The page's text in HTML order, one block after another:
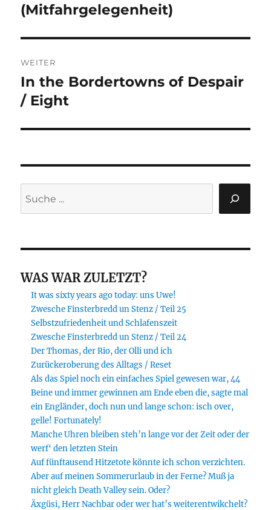
(Mitfahrgelegenheit)
WEITER
Nächster
Beitrag:
In the Bordertowns of Despair
/ Eight
WAS WAR ZULETZT?
It was sixty years ago today: uns Uwe!
Zwesche Finsterbredd un Stenz / Teil 25
Selbstzufriedenheit und Schlafenszeit
Zwesche Finsterbredd un Stenz / Teil 24
Der Thomas, der Rio, der Olli und ich
Zurückeroberung des Alltags / Reset
Als das Spiel noch ein einfaches Spiel gewesen war, 44
Beine und immer gewinnen am Ende eben die, sagte mal
ein Engländer, doch nun und lange schon: isch over,
gelle! Fortunately!
Manche Uhren bleiben steh’n lange vor der Zeit oder der
werf‘ den letzten Stein
Auf fünftausend Hitzetote könnte ich schon verzichten.
Aber auf meinen Sommerurlaub in der Ferne? Muß ja
nicht gleich Death Valley sein. Oder?
Äxgüsi, Herr Nachbar oder wer hat’s weiterentwikchelt?